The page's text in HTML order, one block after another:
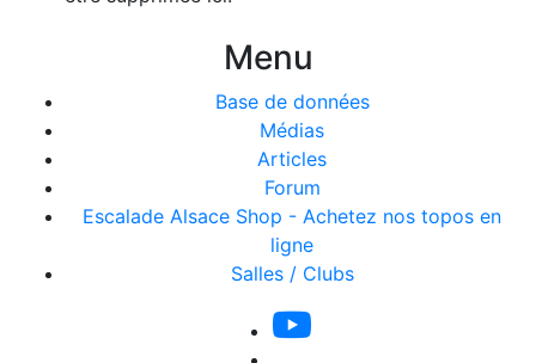
Menu
Base de données
Médias
Articles
Forum
Escalade Alsace Shop - Achetez nos topos en
ligne
Salles / Clubs